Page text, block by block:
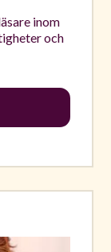
inom
och